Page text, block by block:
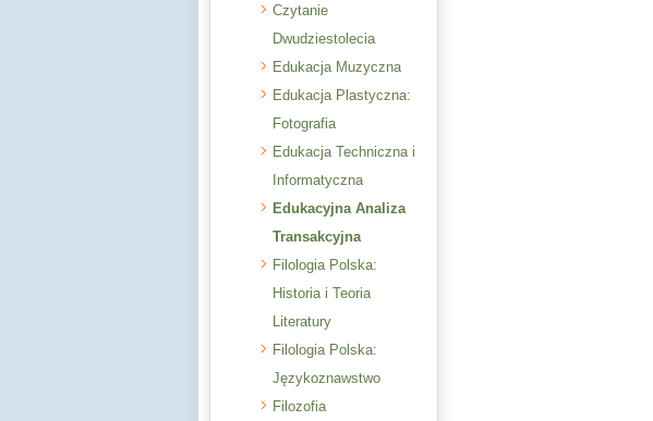
Czytanie
Dwudziestolecia
Edukacja Muzyczna
Edukacja Plastyczna:
Fotografia
Edukacja Techniczna i
Informatyczna
Edukacyjna Analiza
Transakcyjna
Filologia Polska:
Historia i Teoria
Literatury
Filologia Polska:
Językoznawstwo
Filozofia